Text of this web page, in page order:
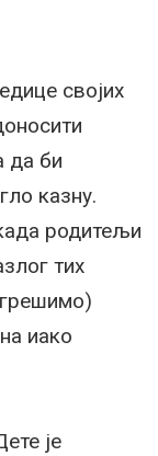
својих
да би
казну.
родитељи
тих
иако
је